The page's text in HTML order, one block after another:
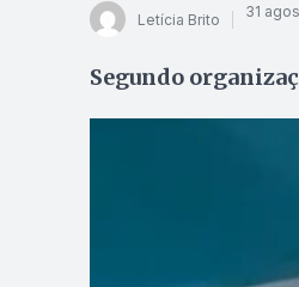
Letícia Brito 31
Segundo